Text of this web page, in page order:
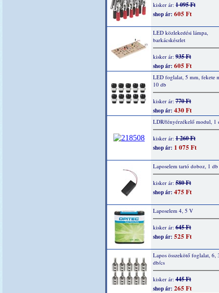
kisker ár: 1 095 Ft
shop ár: 605 Ft
LED közlekedési lámpa,
barkácskészlet
kisker ár: 935 Ft
shop ár: 605 Ft
LED foglalat, 5 mm, fekete
10 db
kisker ár: 770 Ft
shop ár: 430 Ft
LDR/fényérzékelő modul, 1
kisker ár: 1 260 Ft
shop ár: 1 075 Ft
Laposelem tartó doboz, 1 db
kisker ár: 580 Ft
shop ár: 475 Ft
Laposelem 4, 5 V
kisker ár: 645 Ft
shop ár: 525 Ft
Lapos összekötő foglalat, 6,
db/cs
kisker ár: 445 Ft
shop ár: 265 Ft